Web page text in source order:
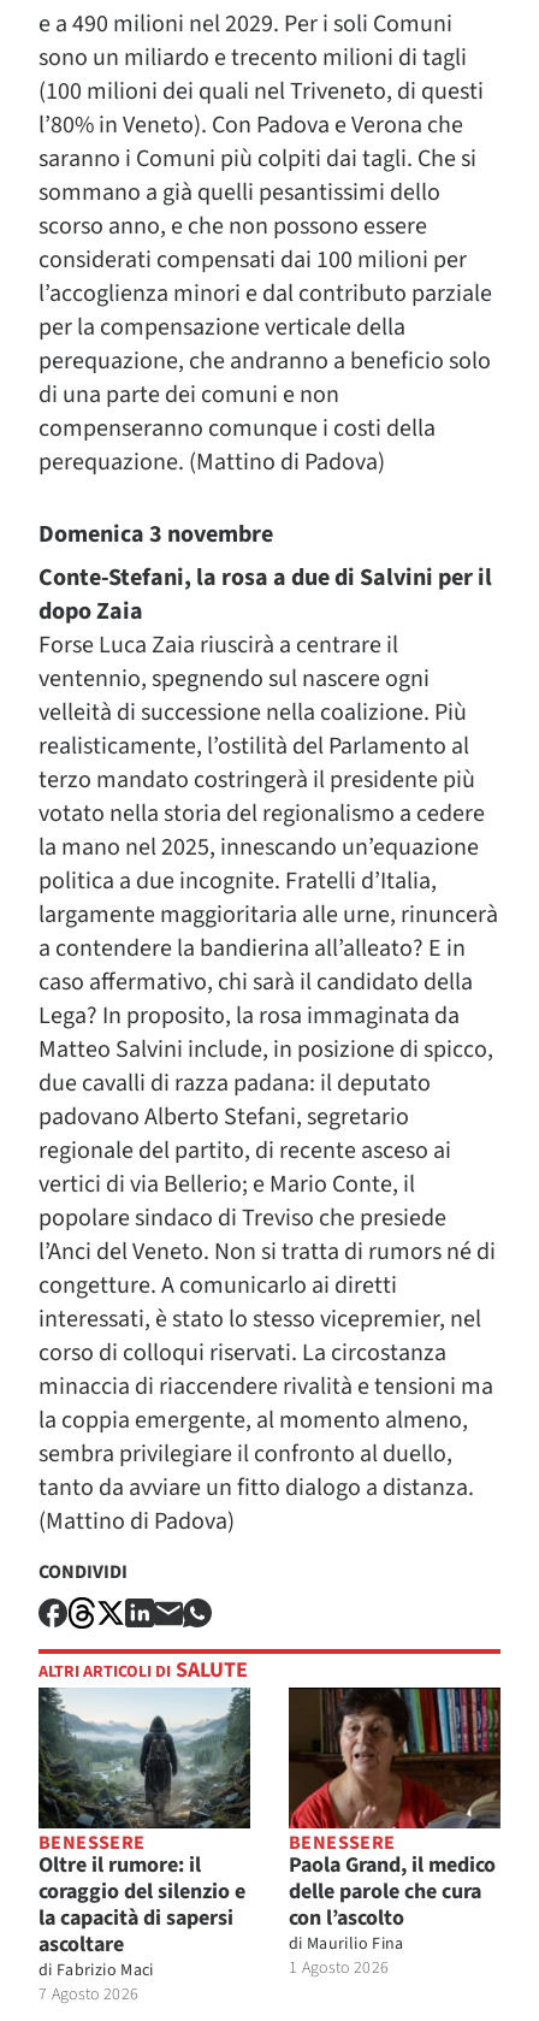
e a 490 milioni nel 2029. Per i soli Comuni
sono un miliardo e trecento milioni di tagli
(100 milioni dei quali nel Triveneto, di questi
l’80% in Veneto). Con Padova e Verona che
saranno i Comuni più colpiti dai tagli. Che si
sommano a già quelli pesantissimi dello
scorso anno, e che non possono essere
considerati compensati dai 100 milioni per
l’accoglienza minori e dal contributo parziale
per la compensazione verticale della
perequazione, che andranno a beneficio solo
di una parte dei comuni e non
compenseranno comunque i costi della
perequazione. (Mattino di Padova)
Domenica 3 novembre
Conte-Stefani, la rosa a due di Salvini per il
dopo Zaia
Forse Luca Zaia riuscirà a centrare il
ventennio, spegnendo sul nascere ogni
velleità di successione nella coalizione. Più
realisticamente, l’ostilità del Parlamento al
terzo mandato costringerà il presidente più
votato nella storia del regionalismo a cedere
la mano nel 2025, innescando un’equazione
politica a due incognite. Fratelli d’Italia,
largamente maggioritaria alle urne, rinuncerà
a contendere la bandierina all’alleato? E in
caso affermativo, chi sarà il candidato della
Lega? In proposito, la rosa immaginata da
Matteo Salvini include, in posizione di spicco,
due cavalli di razza padana: il deputato
padovano Alberto Stefani, segretario
regionale del partito, di recente asceso ai
vertici di via Bellerio; e Mario Conte, il
popolare sindaco di Treviso che presiede
l’Anci del Veneto. Non si tratta di rumors né di
congetture. A comunicarlo ai diretti
interessati, è stato lo stesso vicepremier, nel
corso di colloqui riservati. La circostanza
minaccia di riaccendere rivalità e tensioni ma
la coppia emergente, al momento almeno,
sembra privilegiare il confronto al duello,
tanto da avviare un fitto dialogo a distanza.
(Mattino di Padova)
CONDIVIDI
ALTRI ARTICOLI DI SALUTE
BENESSERE
Oltre il rumore: il
coraggio del silenzio e
la capacità di sapersi
ascoltare
di Fabrizio Maci
7 Agosto 2026
BENESSERE
Paola Grand, il medico
delle parole che cura
con l’ascolto
di Maurilio Fina
1 Agosto 2026